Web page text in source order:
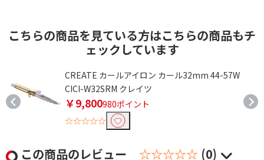
こちらの商品を見ている方はこちらの商品もチ
ェックしています
CREATE カールアイロン カール32mm 44-57W
CICI-W32SRM クレイツ
￥9,800980ポイント
☆☆☆☆☆
この商品のレビュー ☆☆☆☆☆ (0)